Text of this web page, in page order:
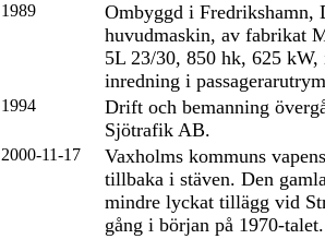
1989
Ombyggd i Fredrikshamn,
huvudmaskin, av fabrikat
5L 23/30, 850 hk, 625 kW,
inredning i
1994
Drift och bemanning
Sjötrafik AB.
2000-11-17
Vaxholms kommuns
tillbaka i stäven. Den
mindre lyckat tillägg vid
gång i början på 1970-talet.